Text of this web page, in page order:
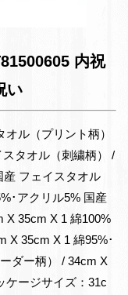
内祝
い
ル（プリント柄）
タオル（刺繍柄） /
産 フェイスタオル
･アクリル5% 国産
X 35cm X 1 綿100%
X 35cm X 1 綿95%･
ダー柄） / 34cm X
ケージサイズ：31c